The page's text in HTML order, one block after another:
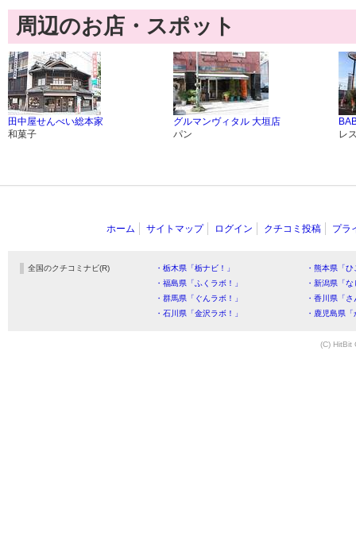
周辺のお店・スポット
田中屋せんべい総本家
和菓子
グルマンヴィタル 大垣店
パン
レ
ホーム サイトマップ ログイン クチコミ投稿 プラ
全国のクチコミナビ(R) ・栃木県「栃ナビ！」
・熊本県「
・福島県「ふくラボ！」
・新潟県「
・群馬県「ぐんラボ！」
・香川県「
・石川県「金沢ラボ！」
・鹿児島県
(C) HitBit